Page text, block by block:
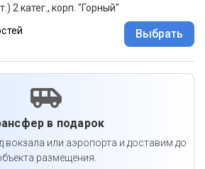
2 катег., корп. "Горный"
Выбрать
в подарок
вокзала или аэропорта и доставим до
размещения.